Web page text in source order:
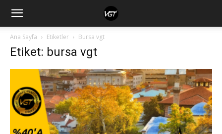
Ana Sayfa Etiketler Bursa vgt
Etiket: bursa vgt